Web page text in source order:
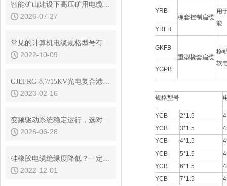
智能矿山建设下高压矿用电缆的发展趋势
2026-07-27
常见的计算机电缆规格型号有哪些？
2022-10-09
GJEFRG-8.7/15KV光电复合港机高压电缆
2023-02-16
变频驱动系统稳定运行，选对高压变频电缆是关键
2026-06-28
硅橡胶电缆绝缘度降低？一定和这些因素有关！
2022-12-01
YRB
橡套控制扁缆
用
能
YRFB
GKFB
重型橡套扁缆
移
软
YGPB
规格型号
YCB 2*1.5
YCB
3*1.5
YCB
4*1.5
YCB
5*1.5
YCB
6*1.5
YCB
7*1.5